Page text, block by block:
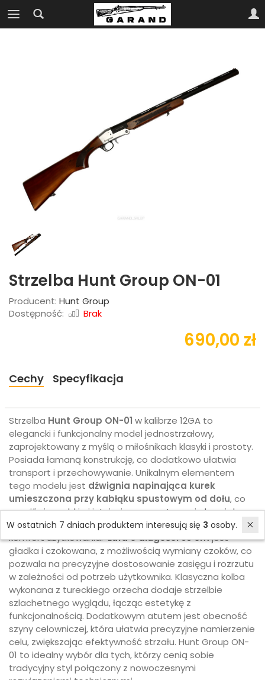
Strzelba Hunt Group ON-01
Producent: Hunt Group
Dostępność:
Brak
690,00 zł
Cechy Specyfikacja
Strzelba Hunt Group ON-01 w kalibrze 12GA to
elegancki i funkcjonalny model jednostrzałowy,
zaprojektowany z myślą o miłośnikach klasyki i prostoty.
Posiada łamaną konstrukcję, co dodatkowo ułatwia
transport i przechowywanie. Unikalnym elementem
tego modelu jest dźwignia napinająca kurek
umieszczona przy kabłąku spustowym od dołu, co
umożliwia szybkie i intuicyjne przygotowanie broni do
strzału, zwiększając jednocześnie bezpieczeństwo i
komfort użytkowania.Lufa o długości 55 cmjest
gładka i czokowana, z możliwością wymiany czoków, co
pozwala na precyzyjne dostosowanie zasięgu i rozrzutu
w zależności od potrzeb użytkownika. Klasyczna kolba
wykonana z tureckiego orzecha dodaje strzelbie
szlachetnego wyglądu, łącząc estetykę z
funkcjonalnością. Dodatkowym atutem jest obecność
szyny celowniczej, która ułatwia precyzyjne namierzenie
celu, zwiększając efektywność strzału. Hunt Group ON-
01 to idealny wybór dla tych, którzy cenią sobie
tradycyjny styl połączony z nowoczesnymi
W ostatnich 7 dniach produktem interesują się 3 osoby.